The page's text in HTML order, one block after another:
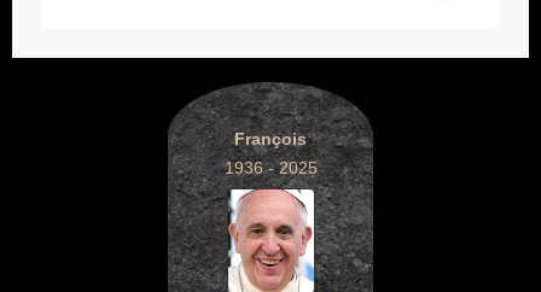
François
1936 - 2025